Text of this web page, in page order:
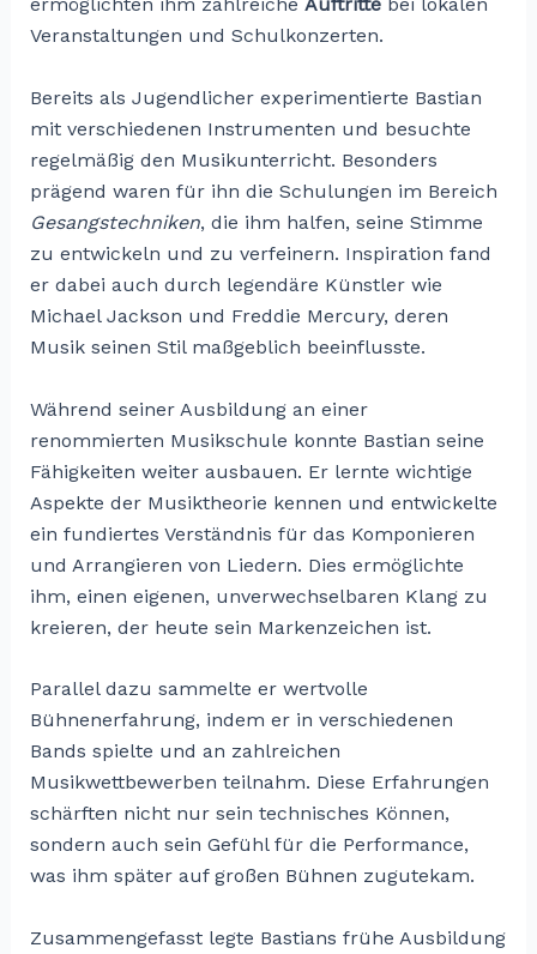
ermöglichten ihm zahlreiche Auftrittebei lokalen
Veranstaltungen und Schulkonzerten.
Bereits als Jugendlicher experimentierte Bastian
mit verschiedenen Instrumenten und besuchte
regelmäßig den Musikunterricht. Besonders
prägend waren für ihn die Schulungen im Bereich
Gesangstechniken, die ihm halfen, seine Stimme
zu entwickeln und zu verfeinern. Inspiration fand
er dabei auch durch legendäre Künstler wie
Michael Jackson und Freddie Mercury, deren
Musik seinen Stil maßgeblich beeinflusste.
Während seiner Ausbildung an einer
renommierten Musikschule konnte Bastian seine
Fähigkeiten weiter ausbauen. Er lernte wichtige
Aspekte der Musiktheorie kennen und entwickelte
ein fundiertes Verständnis für das Komponieren
und Arrangieren von Liedern. Dies ermöglichte
ihm, einen eigenen, unverwechselbaren Klang zu
kreieren, der heute sein Markenzeichen ist.
Parallel dazu sammelte er wertvolle
Bühnenerfahrung, indem er in verschiedenen
Bands spielte und an zahlreichen
Musikwettbewerben teilnahm. Diese Erfahrungen
schärften nicht nur sein technisches Können,
sondern auch sein Gefühl für die Performance,
was ihm später auf großen Bühnen zugutekam.
Zusammengefasst legte Bastians frühe Ausbildung